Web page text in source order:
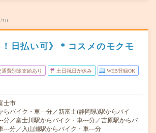
10
！日払い可》＊コスメのモクモ
通費別途支給あり 土日祝日が休み WEB登録OK
士市
らバイク・車---分／新富士(静岡県)駅からバイ
分／富士川駅からバイク・車---分／吉原駅からバ
---分／入山瀬駅からバイク・車---分